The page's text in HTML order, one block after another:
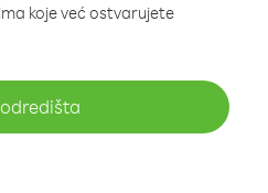
koje već ostvarujete